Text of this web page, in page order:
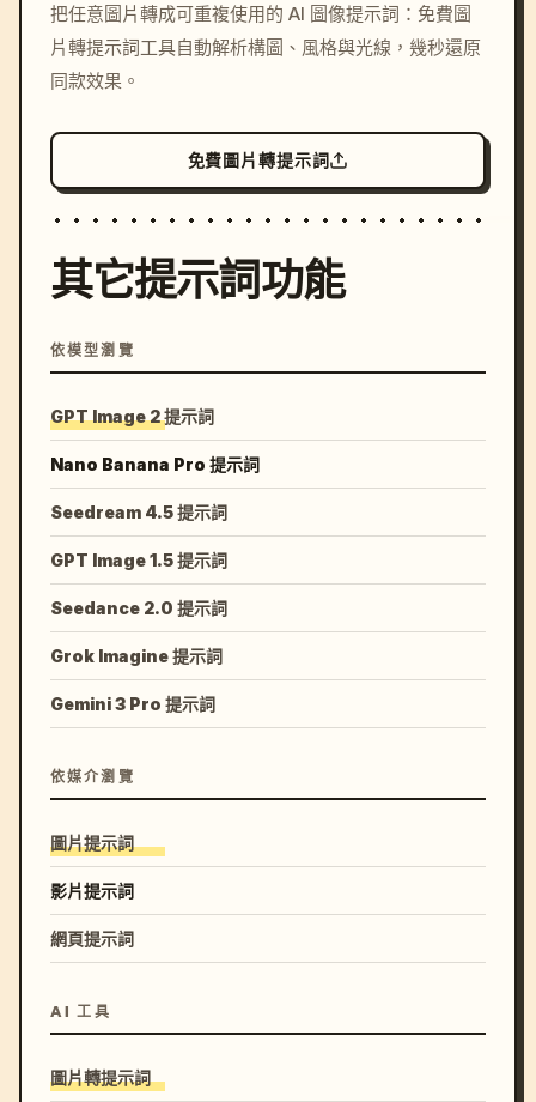
c, cyberpunk sunset, neon
colors, 8k --v 6.0
把任意圖片轉成可重複使用的 AI 圖像提示詞：免費圖
片轉提示詞工具自動解析構圖、風格與光線，幾秒還原
同款效果。
免費圖片轉提示詞
其它提示詞功能
依模型瀏覽
GPT Image 2 提示詞
Nano Banana Pro 提示詞
Seedream 4.5 提示詞
GPT Image 1.5 提示詞
Seedance 2.0 提示詞
Grok Imagine 提示詞
Gemini 3 Pro 提示詞
依媒介瀏覽
圖片提示詞
影片提示詞
網頁提示詞
AI 工具
圖片轉提示詞